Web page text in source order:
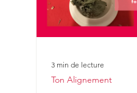
Ton Alignement
3 min de lecture